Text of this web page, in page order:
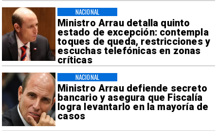
Ministro Arrau detalla quinto
estado de excepción: contempla
toques de queda, restricciones y
escuchas telefónicas en zonas
críticas
NACIONAL
Ministro Arrau defiende secreto
bancario y asegura que Fiscalía
logra levantarlo en la mayoría de
casos
NACIONAL